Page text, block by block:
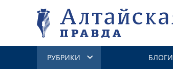
РУБРИКИ БЛОГИ